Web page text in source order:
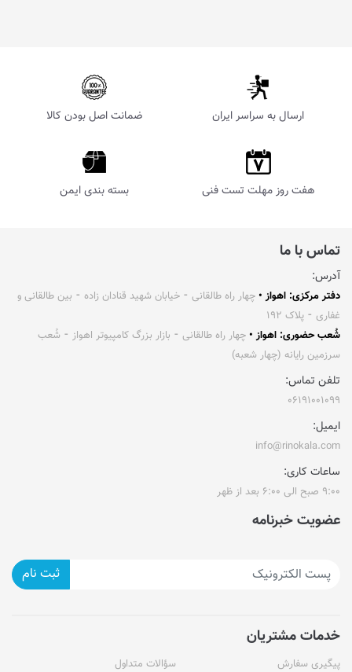
ارسال به سراسر ایران ضمانت اصل بودن کالا
هفت روز مهلت تست فنی بسته بندی ایمن
تماس با ما
آدرس:
دفتر مرکزی: اهواز • چهار راه طالقانی ⁃ خیابان شهید قنادان زاده ⁃ بین طالقانی و
غفاری ⁃ پلاک ۱۹۲
شُعب حضوری: اهواز • چهار راه طالقانی ⁃ بازار بزرگ کامپیوتر اهواز ⁃ شُعب
سرزمین رایانه (چهار شعبه)
تلفن تماس:
۰۶۱۹۱۰۰۱۰۹۹
ایمیل:
info@rinokala.com
ساعات کاری:
۹:۰۰ صبح الی ۶:۰۰ بعد از ظهر
عضویت خبرنامه
ثبت نام
خدمات مشتریان
پیگیری سفارش سؤالات متداول